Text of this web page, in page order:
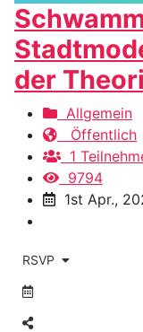
der
Allgemein
Öffentlich
1
9794
1st Apr.,
RSVP